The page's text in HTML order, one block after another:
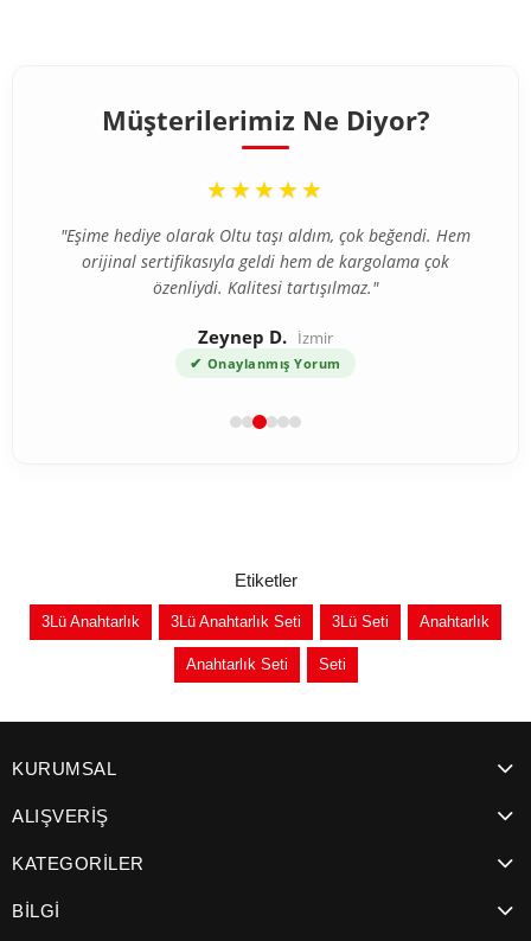
Müşterilerimiz Ne Diyor?
“
★★★★★
"Eşime hediye olarak Oltu taşı aldım, çok beğendi. Hem
orijinal sertifikasıyla geldi hem de kargolama çok
özenliydi. Kalitesi tartışılmaz."
Zeynep D. İzmir
✔ Onaylanmış Yorum
Etiketler
3Lü Anahtarlık 3Lü Anahtarlık Seti 3Lü Seti Anahtarlık
Anahtarlık Seti Seti
KURUMSAL
ALIŞVERİŞ
KATEGORİLER
BİLGİ